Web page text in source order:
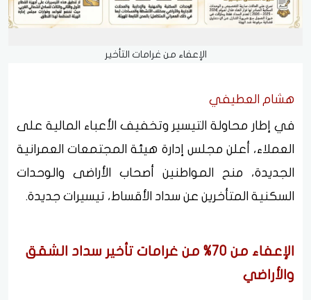
الإعفاء من غرامات التأخير
هشام العطيفي
في إطار محاولة التيسير وتخفيف الأعباء المالية على
العملاء، أعلن مجلس إدارة هيئة المجتمعات العمرانية
الجديدة، منح المواطنين أصحاب الأراضى والوحدات
السكنية المتأخرين عن سداد الأقساط، تيسيرات جديدة.
الإعفاء من 70% من غرامات تأخير سداد الشقق
والأراضي